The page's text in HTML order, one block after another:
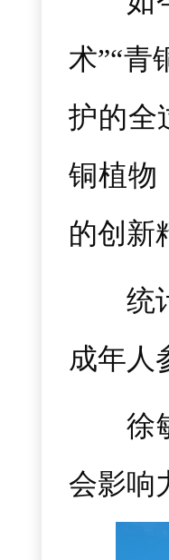
术”“青
护的全
铜植物
的创新
统
成年人
徐
会影响